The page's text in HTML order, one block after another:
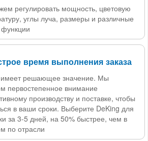
регулировать мощность, цветовую
углы луча, размеры и различные
время выполнения заказа
решающее значение. Мы
первостепенное внимание
производству и поставке, чтобы
в ваши сроки. Выберите DeKing для
за 3-5 дней, на 50% быстрее, чем в
по отрасли